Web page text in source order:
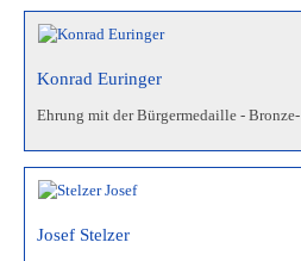
Konrad Euringer
Ehrung mit der Bürgermedaille - Bronze-
Josef Stelzer